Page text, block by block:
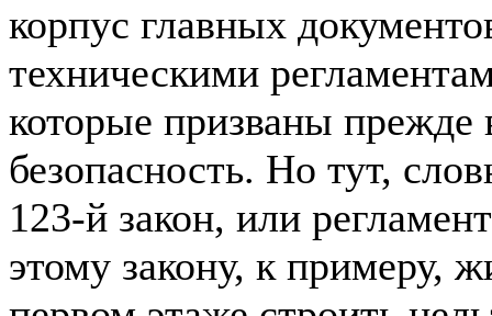
корпус главных
техническими
которые призваны прежде
безопасность. Но тут,
123-й закон, или
этому закону, к примеру,